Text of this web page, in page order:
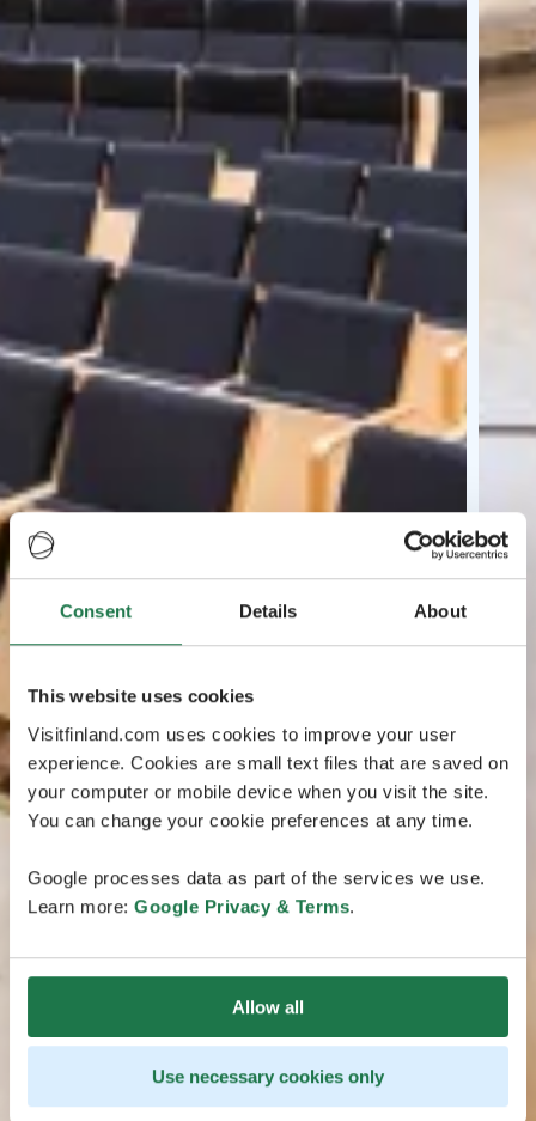
Consent Details About
This website uses cookies
Visitfinland.com uses cookies to improve your user
experience. Cookies are small text files that are saved on
your computer or mobile device when you visit the site.
You can change your cookie preferences at any time.
Google processes data as part of the services we use.
Learn more: Google Privacy & Terms.
Allow all
Use necessary cookies only